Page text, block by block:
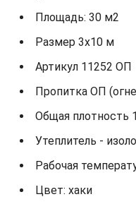
Площадь: 30 м2
Размер 3х10 м
Артикул 11252 ОП
Пропитка ОП
Общая плотность
Утеплитель -
Рабочая
Цвет: хаки